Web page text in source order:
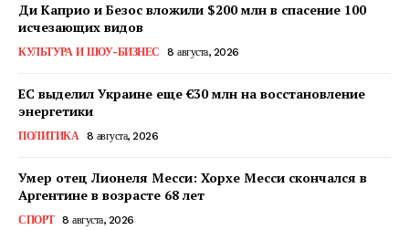
Ди Каприо и Безос вложили $200 млн в спасение 100
исчезающих видов
КУЛЬТУРА И ШОУ-БИЗНЕС 8 августа, 2026
ЕС выделил Украине еще €30 млн на восстановление
энергетики
ПОЛИТИКА 8 августа, 2026
Умер отец Лионеля Месси: Хорхе Месси скончался в
Аргентине в возрасте 68 лет
СПОРТ 8 августа, 2026